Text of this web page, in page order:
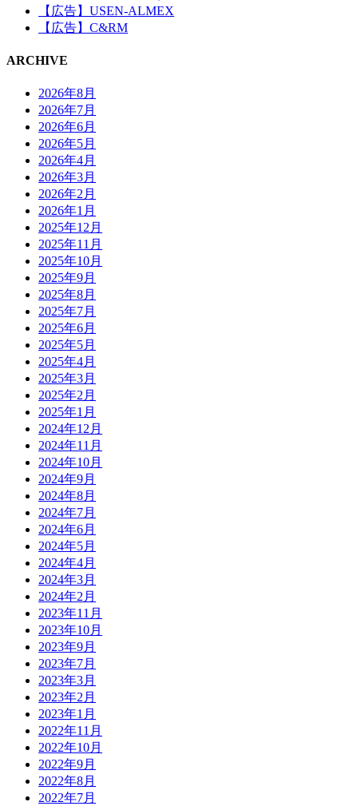
【広告】USEN-ALMEX
【広告】C&RM
ARCHIVE
2026年8月
2026年7月
2026年6月
2026年5月
2026年4月
2026年3月
2026年2月
2026年1月
2025年12月
2025年11月
2025年10月
2025年9月
2025年8月
2025年7月
2025年6月
2025年5月
2025年4月
2025年3月
2025年2月
2025年1月
2024年12月
2024年11月
2024年10月
2024年9月
2024年8月
2024年7月
2024年6月
2024年5月
2024年4月
2024年3月
2024年2月
2023年11月
2023年10月
2023年9月
2023年7月
2023年3月
2023年2月
2023年1月
2022年11月
2022年10月
2022年9月
2022年8月
2022年7月